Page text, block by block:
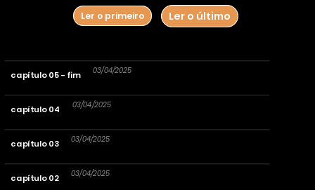
Ler o primeiro Ler o último
capítulo 05 - fim 03/04/2025
capítulo 04 03/04/2025
capítulo 03 03/04/2025
capítulo 02 03/04/2025